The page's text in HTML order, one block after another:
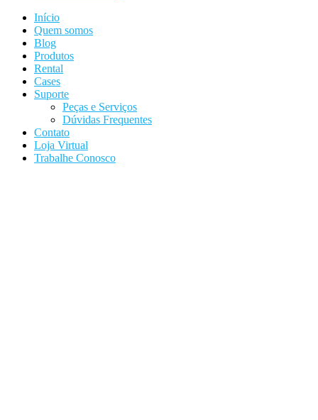
Início
Quem somos
Blog
Produtos
Rental
Cases
Suporte
Peças e Serviços
Dúvidas Frequentes
Contato
Loja Virtual
Trabalhe Conosco